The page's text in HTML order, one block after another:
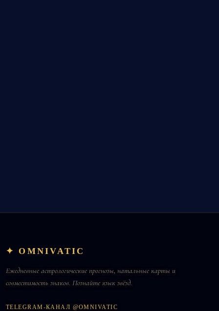
✦ OMNIVATIC
Ежедневные астрологические прогнозы, натальные карты и
совместимость знаков. Познайте язык звёзд.
TELEGRAM-КАНАЛ @OMNIVATIC